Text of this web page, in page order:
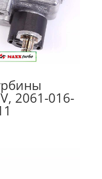
2061-016-